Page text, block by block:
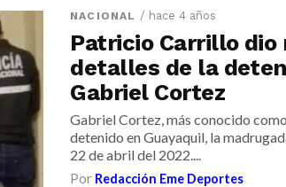
NACIONAL / hace 4 años
Patricio Carrillo dio
detalles de la
Gabriel Cortez
Gabriel Cortez, más conocido como
detenido en Guayaquil, la
22 de abril del 2022....
Por Redacción Eme Deportes